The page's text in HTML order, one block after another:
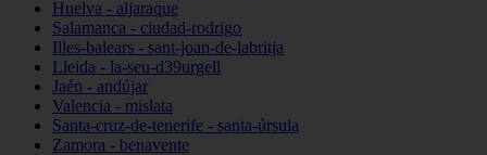
Huelva - aljaraque
Salamanca - ciudad-rodrigo
Illes-balears - sant-joan-de-labritja
Lleida - la-seu-d39urgell
Jaén - andújar
Valencia - mislata
Santa-cruz-de-tenerife - santa-úrsula
Zamora - benavente